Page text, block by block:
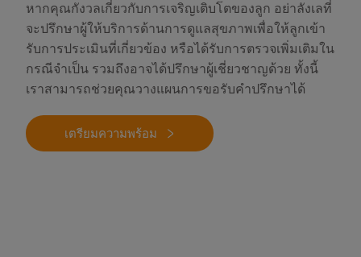
หากคุณกังวลเกี่ยวกับการเจริญเติบโตของลูก อย่าลังเลที่
จะปรึกษาผู้ให้บริการด้านการดูแลสุขภาพเพื่อให้ลูกเข้า
รับการประเมินที่เกี่ยวข้อง หรือได้รับการตรวจเพิ่มเติมใน
กรณีจำเป็น รวมถึงอาจได้ปรึกษาผู้เชี่ยวชาญด้วย ทั้งนี้
เราสามารถช่วยคุณวางแผนการขอรับคำปรึกษาได้
เตรียมความพร้อม